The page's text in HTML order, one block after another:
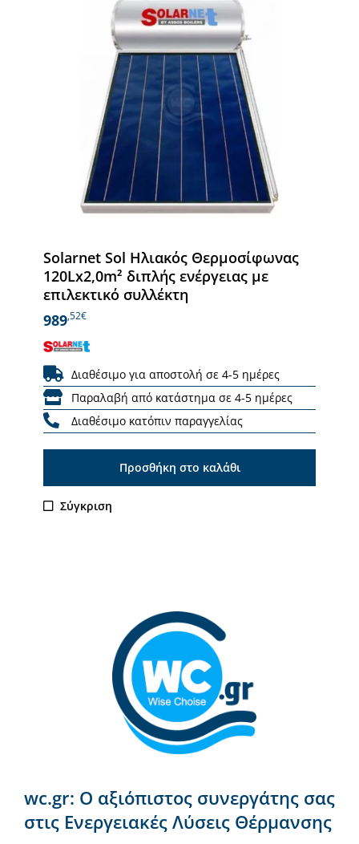
Solarnet Sol Ηλιακός Θερμοσίφωνας
120Lx2,0m² διπλής ενέργειας με
επιλεκτικό συλλέκτη
989,52€
Διαθέσιμο για αποστολή σε 4-5 ημέρες
Παραλαβή από κατάστημα σε 4-5 ημέρες
Διαθέσιμο κατόπιν παραγγελίας
Προσθήκη στο καλάθι
Σύγκριση
wc.gr: Ο αξιόπιστος συνεργάτης σας
στις Ενεργειακές Λύσεις Θέρμανσης